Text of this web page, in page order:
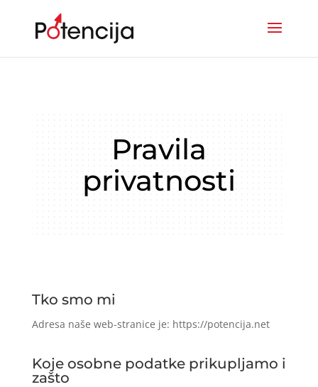
Pravila
privatnosti
Tko smo mi
Adresa naše web-stranice je: https://potencija.net
Koje osobne podatke prikupljamo i
zašto